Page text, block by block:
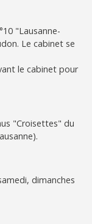
"Lausanne-
Le cabinet se
le cabinet pour
"Croisettes" du
dimanches